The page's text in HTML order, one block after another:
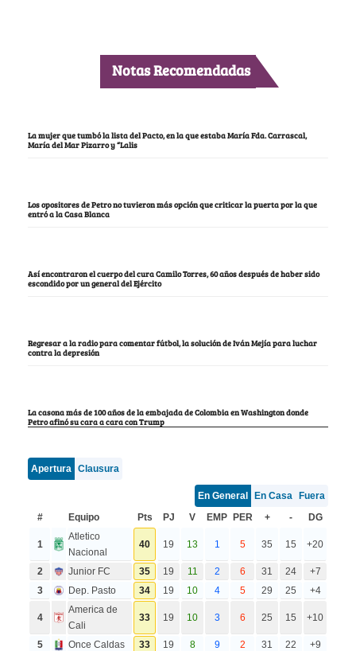
Notas Recomendadas
La mujer que tumbó la lista del Pacto, en la que estaba María Fda. Carrascal,
María del Mar Pizarro y “Lalis
Los opositores de Petro no tuvieron más opción que criticar la puerta por la que
entró a la Casa Blanca
Así encontraron el cuerpo del cura Camilo Torres, 60 años después de haber sido
escondido por un general del Ejército
Regresar a la radio para comentar fútbol, la solución de Iván Mejía para luchar
contra la depresión
La casona más de 100 años de la embajada de Colombia en Washington donde
Petro afinó su cara a cara con Trump
Apertura Clausura
En General En Casa Fuera
#
Equipo Pts PJ V EMP PER + - DG
1
Atletico
Nacional
40 19 13 1 5 35 15 +20
2 Junior FC 35 19 11 2 6 31 24
+7
3
Dep. Pasto 34 19 10 4 5 29 25 +4
4
America de
Cali
33 19 10 3 6 25 15 +10
5 Once Caldas 33 19 8 9 2 31 22 +9